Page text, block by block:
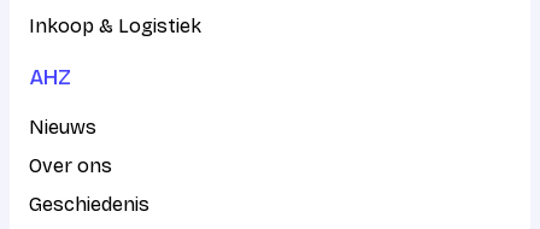
Inkoop & Logistiek
AHZ
Nieuws
Over ons
Geschiedenis